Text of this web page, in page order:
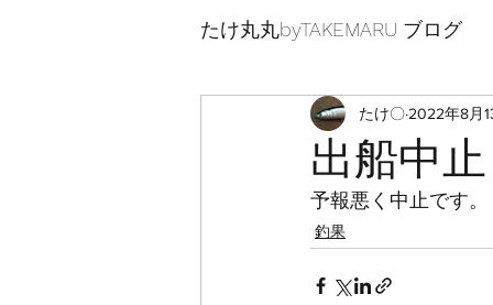
たけ丸丸byTAKEMARU ブログ
出船中止
たけ〇 2022年8月
予報悪く中止です。
釣果